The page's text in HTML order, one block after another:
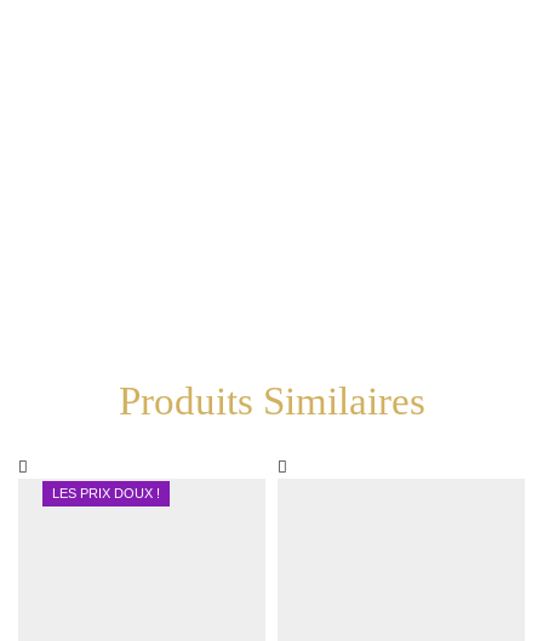
Produits Similaires
LES PRIX DOUX !